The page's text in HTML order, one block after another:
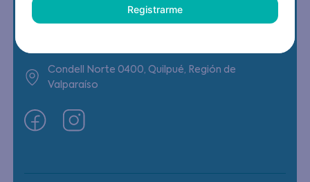
(22) 6178818 - Compras Internet
Condell Norte 0400, Quilpué, Región de
Valparaíso
Registrarme